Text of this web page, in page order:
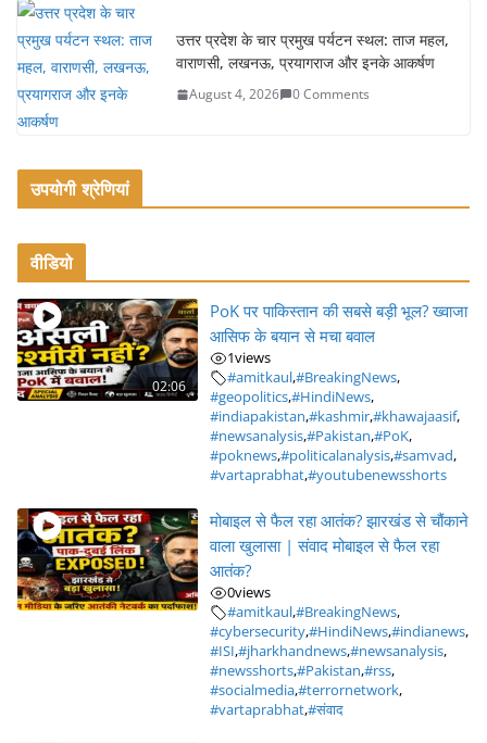
उत्तर प्रदेश के चार प्रमुख पर्यटन स्थल: ताज महल,
वाराणसी, लखनऊ, प्रयागराज और इनके आकर्षण
August 4, 2026 0 Comments
उपयोगी श्रेणियां
वीडियो
02:06
PoK पर पाकिस्तान की सबसे बड़ी भूल? ख्वाजा
आसिफ के बयान से मचा बवाल
1views
#amitkaul,#BreakingNews,
#geopolitics,#HindiNews,
#indiapakistan,#kashmir,#khawajaasif,
#newsanalysis,#Pakistan,#PoK,
#poknews,#politicalanalysis,#samvad,
#vartaprabhat,#youtubenewsshorts
मोबाइल से फैल रहा आतंक? झारखंड से चौंकाने
वाला खुलासा | संवाद मोबाइल से फैल रहा
आतंक?
0views
#amitkaul,#BreakingNews,
#cybersecurity,#HindiNews,#indianews,
#ISI,#jharkhandnews,#newsanalysis,
#newsshorts,#Pakistan,#rss,
#socialmedia,#terrornetwork,
#vartaprabhat,#संवाद